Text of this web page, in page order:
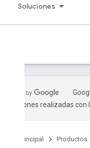
Soluciones
traducciones realizadas
Página principal Productos